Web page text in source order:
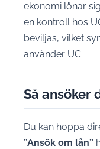
ekonomi lönar
en kontroll hos
beviljas, vilket
använder UC.
Så ansöker
Du kan hoppa
”Ansök om lån”